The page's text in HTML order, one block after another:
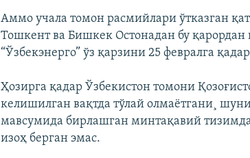
Аммо учала томон расмийлари ўтказган
Тошкент ва Бишкек Остонадан бу қарордан
“Ўзбекэнерго” ўз қарзини 25 февралга
Ҳозирга қадар Ўзбекистон томони
келишилган вақтда тўлай олмаëтгани¸
мавсумида бирлашган минтақавий
изоҳ берган эмас.